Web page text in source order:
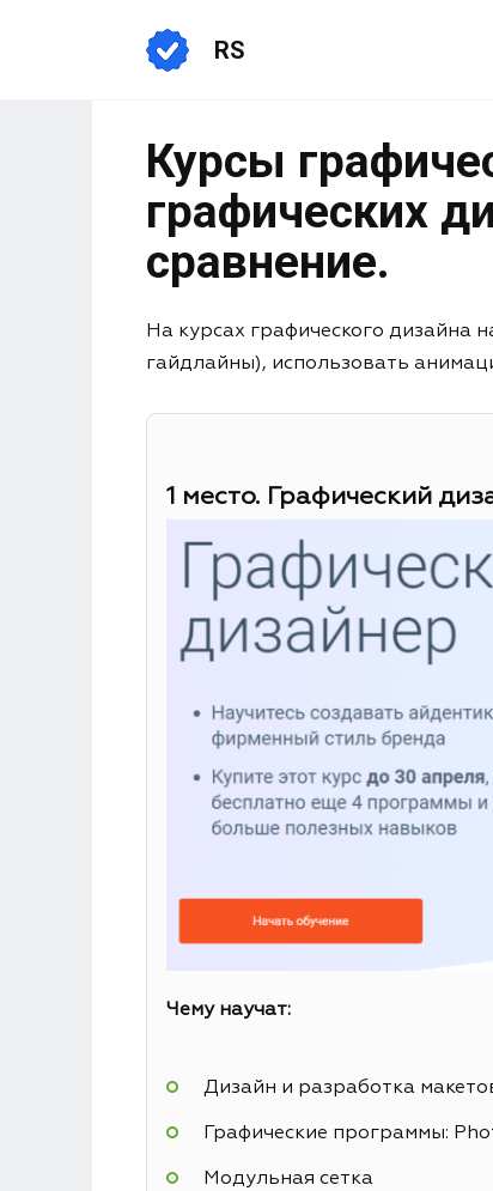
RS
Курсы
графических
сравнение.
На курсах графического дизайна
гайдлайны), использовать
1 место. Графический
Чему научат:
Дизайн и разработка
Графические программы:
Модульная сетка